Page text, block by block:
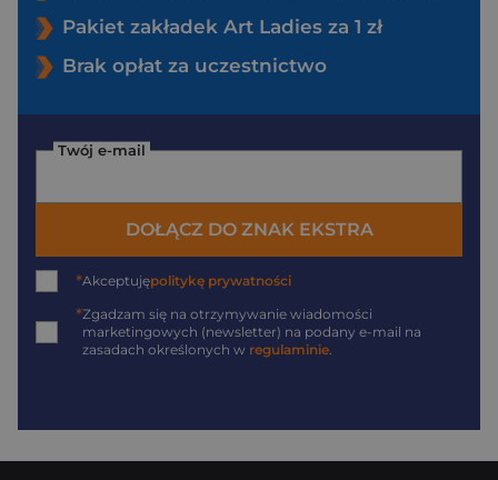
Pakiet zakładek Art Ladies za 1 zł
Brak opłat za uczestnictwo
Twój e-mail
DOŁĄCZ DO ZNAK EKSTRA
*Akceptujępolitykę prywatności
*Zgadzam się na otrzymywanie wiadomości
marketingowych (newsletter) na podany e-mail na
zasadach określonych w regulaminie.